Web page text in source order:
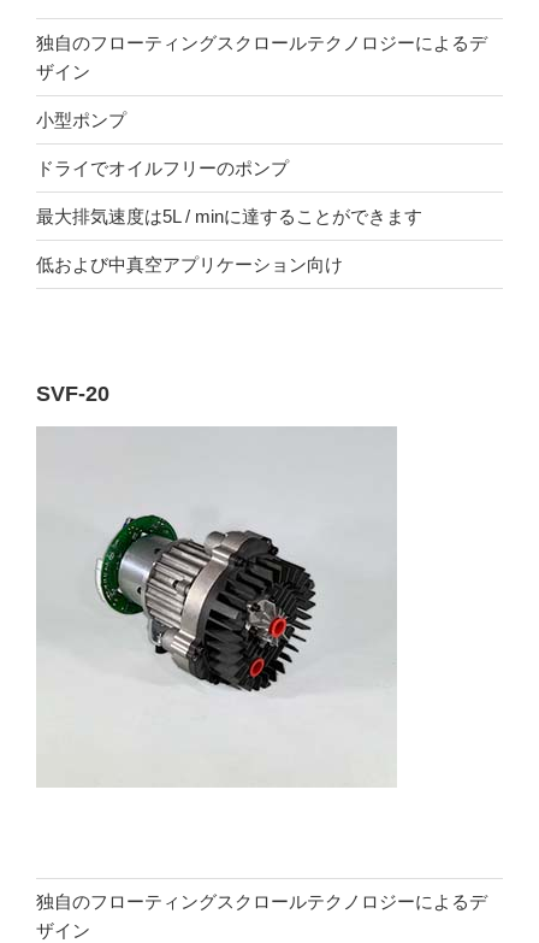
独自のフローティングスクロールテクノロジーによるデ
ザイン
小型ポンプ
ドライでオイルフリーのポンプ
最大排気速度は5L / minに達することができます
低および中真空アプリケーション向け
SVF-20
独自のフローティングスクロールテクノロジーによるデ
ザイン